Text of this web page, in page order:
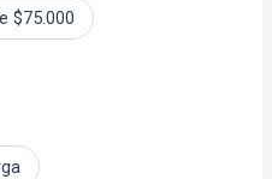
95.000
$75.000